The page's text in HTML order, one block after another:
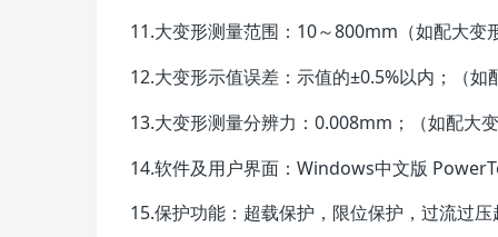
11.大变形测量范围：10～800mm（如配大
12.大变形示值误差：示值的±0.5%以内；（如
13.大变形测量分辨力：0.008mm；（如配大
14.软件及用户界面：Windows中文版
15.保护功能：超载保护，限位保护，过流过